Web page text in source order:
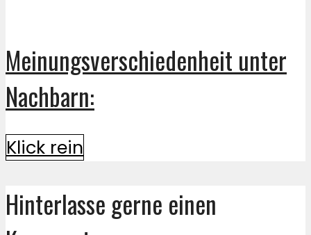
Meinungsverschiedenheit unter
Nachbarn:
Klick rein
Hinterlasse gerne einen